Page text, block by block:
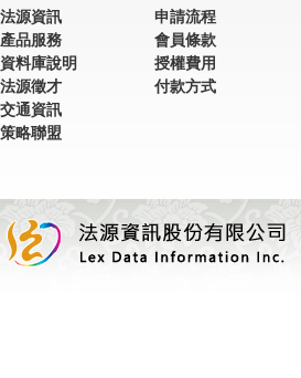
法源資訊
產品服務
資料庫說明
法源徵才
交通資訊
策略聯盟
申請流程
會員條款
授權費用
付款方式